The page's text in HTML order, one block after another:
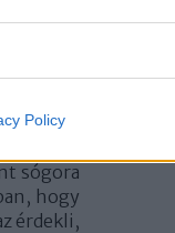
Policy
az év
sógora
hogy
érdekli,